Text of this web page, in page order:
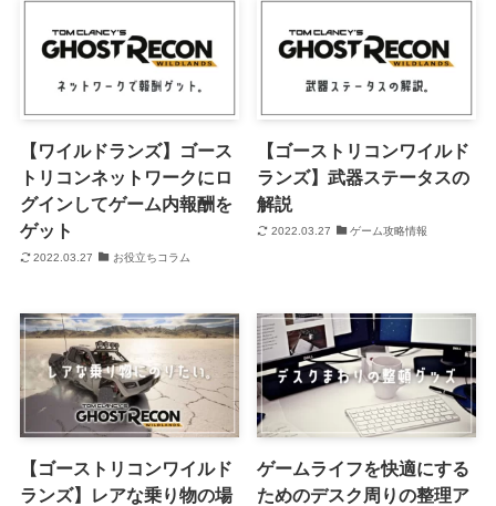
【ワイルドランズ】ゴース
トリコンネットワークにロ
グインしてゲーム内報酬を
ゲット
2022.03.27 お役立ちコラム
【ゴーストリコンワイルド
ランズ】武器ステータスの
解説
2022.03.27 ゲーム攻略情報
【ゴーストリコンワイルド
ランズ】レアな乗り物の場
ゲームライフを快適にする
ためのデスク周りの整理ア